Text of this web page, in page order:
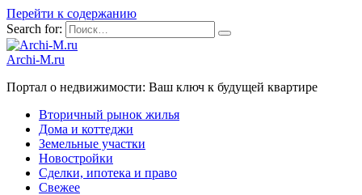
Перейти к содержанию
Search for:
Archi-M.ru
Портал о недвижимости: Ваш ключ к будущей квартире
Вторичный рынок жилья
Дома и коттеджи
Земельные участки
Новостройки
Сделки, ипотека и право
Свежее